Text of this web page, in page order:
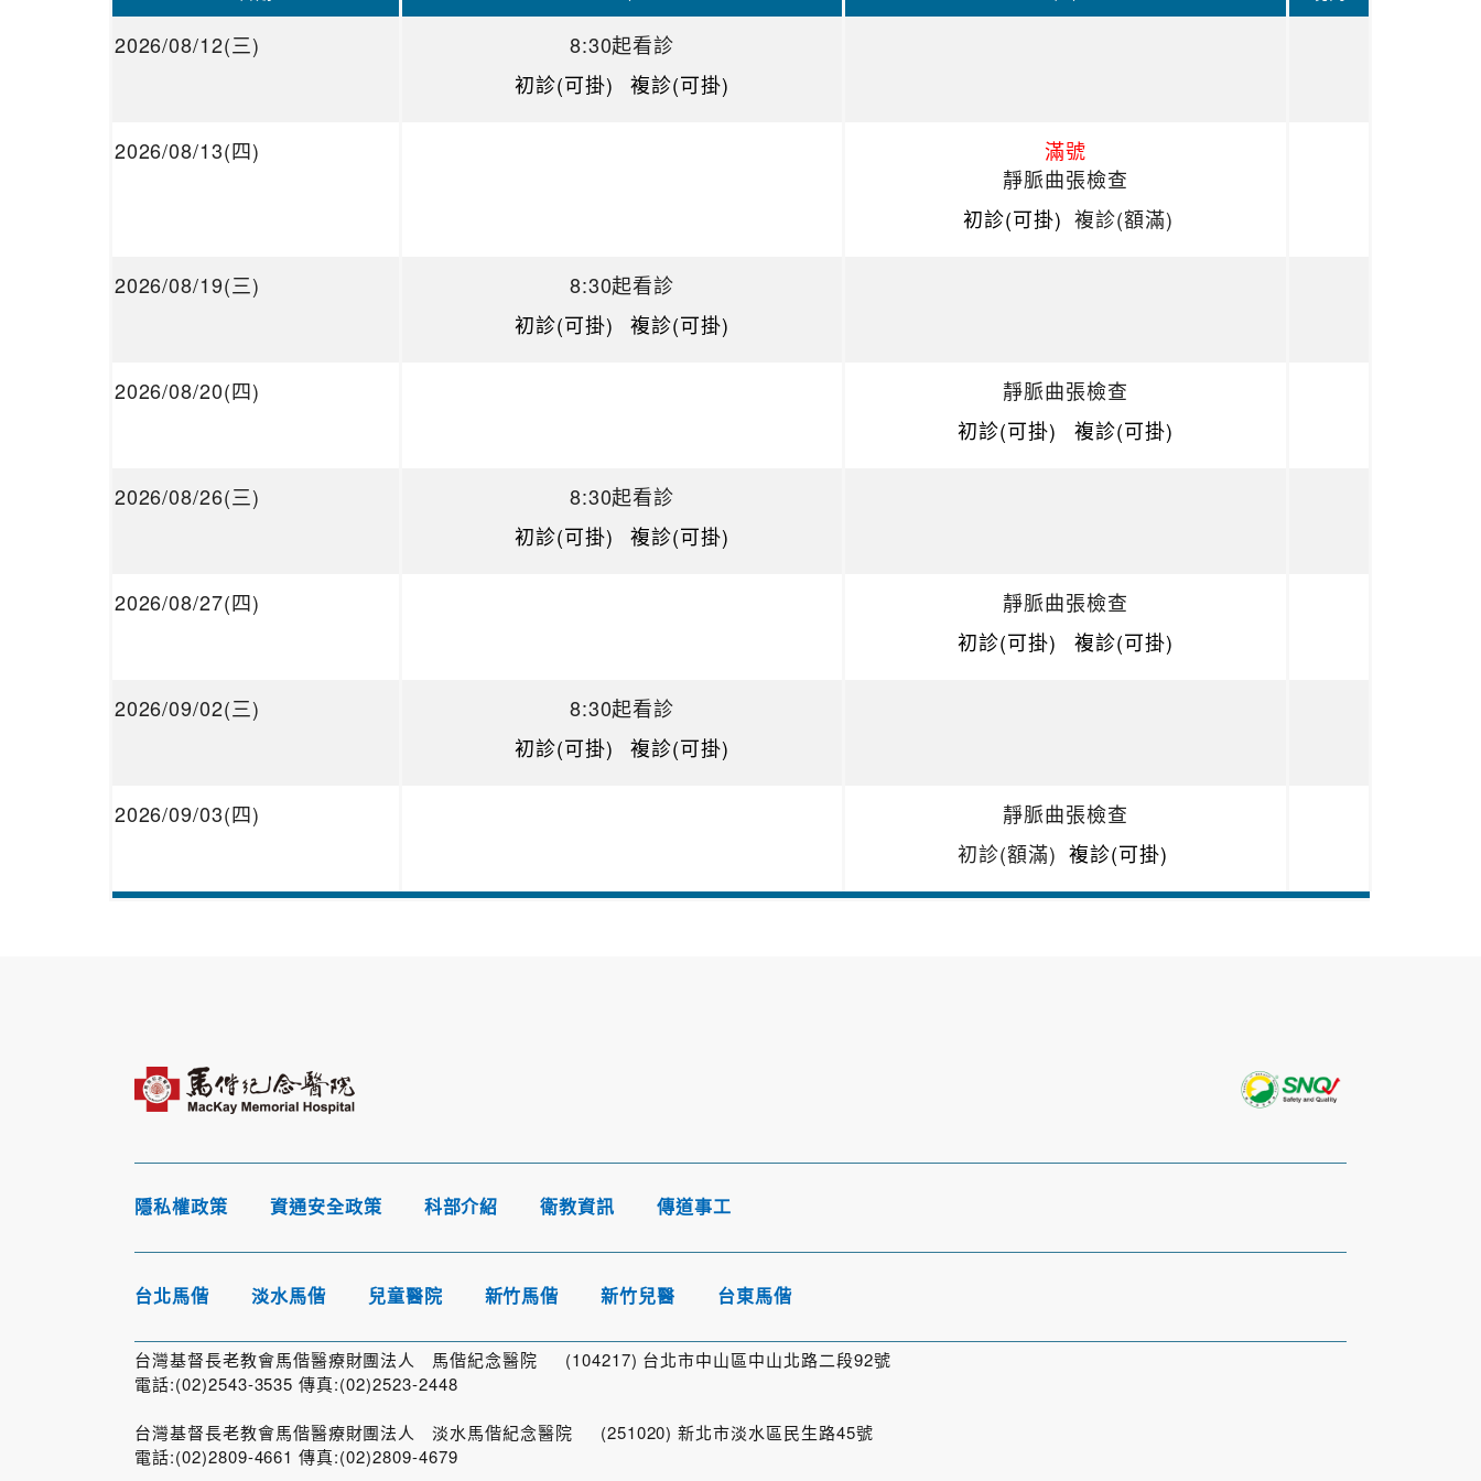
2026/08/12(三)
8:30起看診
初診(可掛)
複診(可掛)
2026/08/13(四)
滿號
靜脈曲張檢查
初診(可掛) 複診(額滿)
2026/08/19(三)
8:30起看診
初診(可掛)
複診(可掛)
2026/08/20(四)
靜脈曲張檢查
初診(可掛)
複診(可掛)
2026/08/26(三)
8:30起看診
初診(可掛)
複診(可掛)
2026/08/27(四)
靜脈曲張檢查
初診(可掛)
複診(可掛)
2026/09/02(三)
8:30起看診
初診(可掛)
複診(可掛)
2026/09/03(四)
靜脈曲張檢查
初診(額滿) 複診(可掛)
隱私權政策 資通安全政策 科部介紹 衛教資訊 傳道事工
台北馬偕 淡水馬偕 兒童醫院 新竹馬偕 新竹兒醫 台東馬偕
台灣基督長老教會馬偕醫療財團法人 馬偕紀念醫院 (104217) 台北市中山區中山北路二段92號
電話:(02)2543-3535 傳真:(02)2523-2448
台灣基督長老教會馬偕醫療財團法人 淡水馬偕紀念醫院 (251020) 新北市淡水區民生路45號
電話:(02)2809-4661 傳真:(02)2809-4679